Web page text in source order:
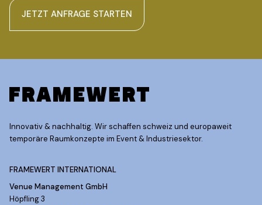
JETZT ANFRAGE STARTEN
Innovativ & nachhaltig. Wir schaffen schweiz und europaweit
temporäre Raumkonzepte im Event & Industriesektor.
FRAMEWERT INTERNATIONAL
Venue Management GmbH
Höpfling 3